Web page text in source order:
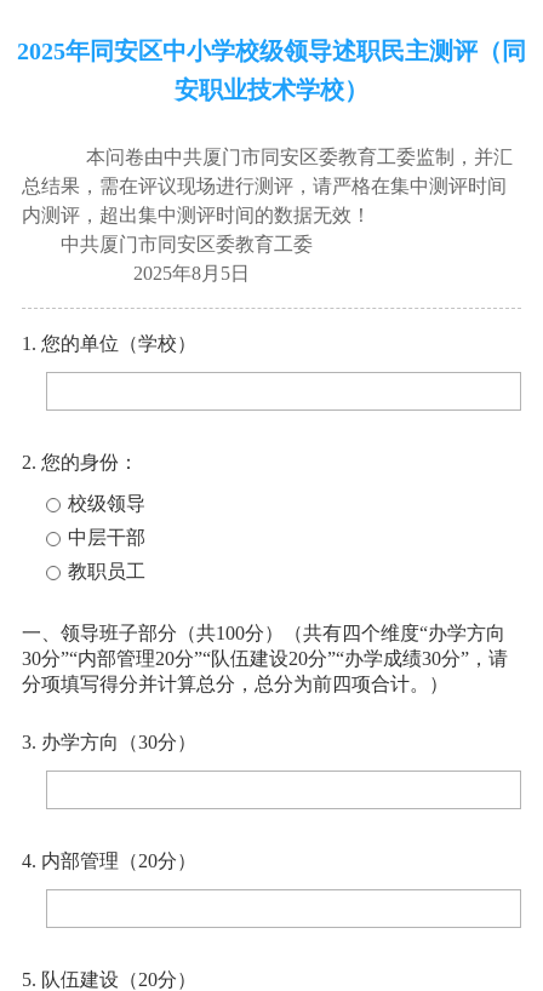
2025年同安区中小学校级领导述职民主测评（同
安职业技术学校）
本问卷由中共厦门市同安区委教育工委监制，并汇
总结果，需在评议现场进行测评，请严格在集中测评时间
内测评，超出集中测评时间的数据无效！
中共厦门市同安区委教育工委
2025年8月5日
1. 您的单位（学校）
2. 您的身份：
校级领导
中层干部
教职员工
一、领导班子部分（共100分）（共有四个维度“办学方向
30分”“内部管理20分”“队伍建设20分”“办学成绩30分”，请
分项填写得分并计算总分，总分为前四项合计。）
3. 办学方向 （30分）
4. 内部管理（20分）
5. 队伍建设（20分）